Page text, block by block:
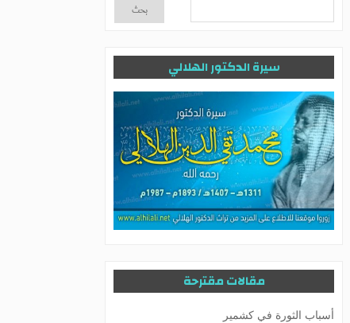
سيرة الدكتور الهلالي
مقالات مقترحة
أسباب الثورة في كشمير